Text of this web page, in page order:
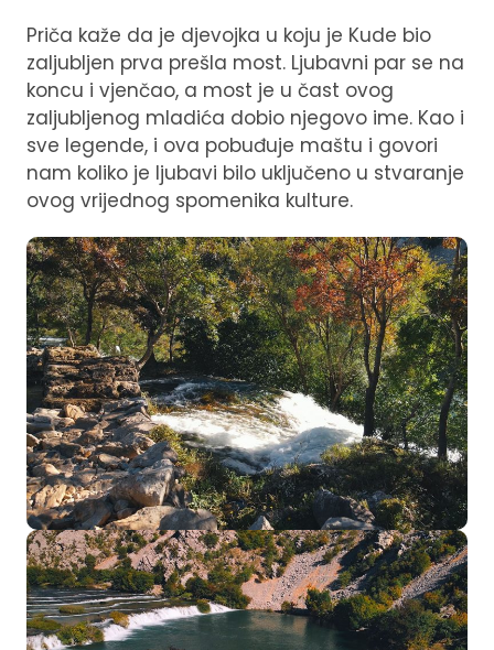
Priča kaže da je djevojka u koju je Kude bio
zaljubljen prva prešla most. Ljubavni par se na
koncu i vjenčao, a most je u čast ovog
zaljubljenog mladića dobio njegovo ime. Kao i
sve legende, i ova pobuđuje maštu i govori
nam koliko je ljubavi bilo uključeno u stvaranje
ovog vrijednog spomenika kulture.